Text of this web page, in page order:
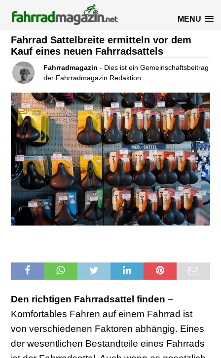
MENU
Fahrrad Sattelbreite ermitteln vor dem
Kauf eines neuen Fahrradsattels
Fahrradmagazin - Dies ist ein Gemeinschaftsbeitrag
der Fahrradmagazin Redaktion.
Den richtigen Fahrradsattel finden –
Komfortables Fahren auf einem Fahrrad ist
von verschiedenen Faktoren abhängig. Eines
der wesentlichen Bestandteile eines Fahrrads